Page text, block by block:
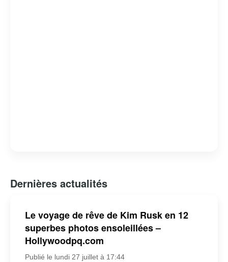
Dernières actualités
Le voyage de rêve de Kim Rusk en 12
superbes photos ensoleillées –
Hollywoodpq.com
Publié le lundi 27 juillet à 17:44